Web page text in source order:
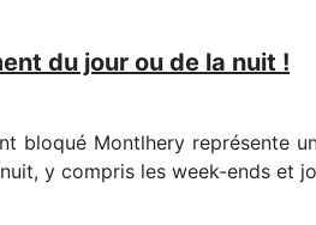
du jour ou de la nuit !
bloqué Montlhery représente
y compris les week-ends et